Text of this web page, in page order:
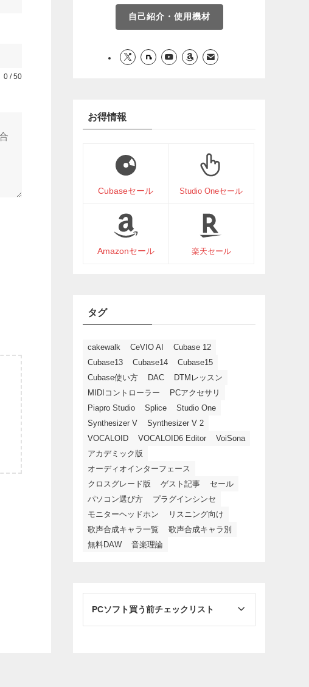
0 / 50
自己紹介・使用機材
お得情報
Cubaseセール Studio Oneセール
Amazonセール 楽天セール
タグ
cakewalk CeVIO AI
Cubase 12
Cubase13
Cubase14
Cubase15
Cubase使い方
DAC
DTMレッスン
MIDIコントローラー
PCアクセサリ
Piapro Studio
Splice
Studio One
Synthesizer V
Synthesizer V 2
VOCALOID
VOCALOID6 Editor
VoiSona
アカデミック版
オーディオインターフェース
クロスグレード版
ゲスト記事
セール
パソコン選び方
プラグインシンセ
モニターヘッドホン
リスニング向け
歌声合成キャラ一覧
歌声合成キャラ別
無料DAW
音楽理論
PCソフト買う前チェックリスト